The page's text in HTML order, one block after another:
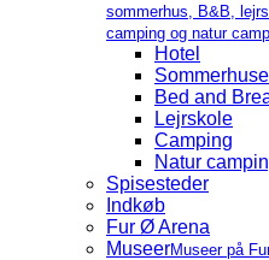
sommerhus, B&B,
camping og natur
Hotel
Sommerhuse
Bed and
Lejrskole
Camping
Natur
Spisesteder
Indkøb
Fur Ø Arena
MuseerMuseer på